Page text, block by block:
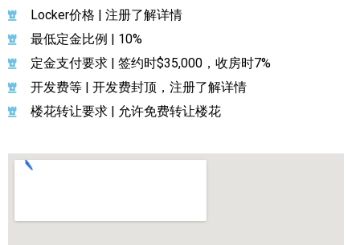
Locker价格 | 注册了解详情
最低定金比例 | 10%
定金支付要求 | 签约时$35,000，收房时7%
开发费等 | 开发费封顶，注册了解详情
楼花转让要求 | 允许免费转让楼花